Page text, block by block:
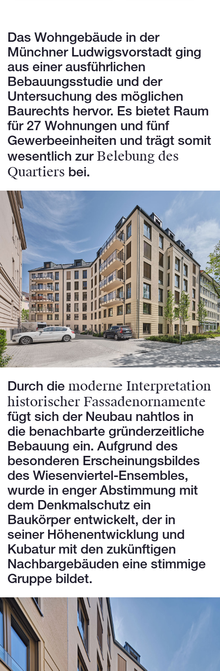
Das Wohngebäude in der
Münchner Ludwigsvorstadt ging
aus einer ausführlichen
Bebauungsstudie und der
Untersuchung des möglichen
Baurechts hervor. Es bietet Raum
für 27 Wohnungen und fünf
Gewerbeeinheiten und trägt somit
wesentlich zur Belebung des
Quartiers bei.
Durch die moderne Interpretation
historischer Fassadenornamente
fügt sich der Neubau nahtlos in
die benachbarte gründerzeitliche
Bebauung ein. Aufgrund des
besonderen Erscheinungsbildes
des Wiesenviertel-Ensembles,
wurde in enger Abstimmung mit
dem Denkmalschutz ein
Baukörper entwickelt, der in
seiner Höhenentwicklung und
Kubatur mit den zukünftigen
Nachbargebäuden eine stimmige
Gruppe bildet.